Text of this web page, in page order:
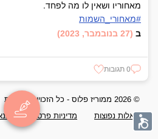
מאחוריו ושאין לו מה לפחד.
#מאחורי_השמות
ב (27 בנובמבר, 2023)
0 תגובות
© 2026 ממוריז פלוס - כל הזכויות שמורות
שאלות נפוצות
מדיניות פרטיות